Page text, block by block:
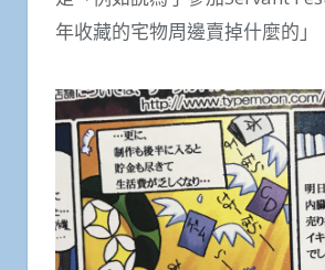
年收藏的宅物周邊賣掉什麼的」